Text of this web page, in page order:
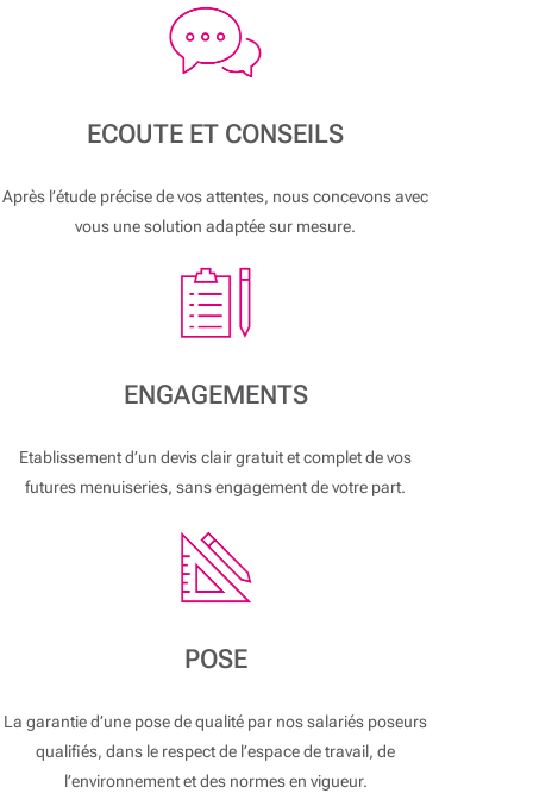
ECOUTE ET CONSEILS
Après l’étude précise de vos attentes, nous concevons avec
vous une solution adaptée sur mesure.
ENGAGEMENTS
Etablissement d’un devis clair gratuit et complet de vos
futures menuiseries, sans engagement de votre part.
POSE
La garantie d’une pose de qualité par nos salariés poseurs
qualifiés, dans le respect de l’espace de travail, de
l’environnement et des normes en vigueur.